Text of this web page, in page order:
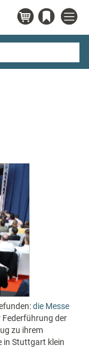
die Messe
Federführung der
zu ihrem
in Stuttgart klein